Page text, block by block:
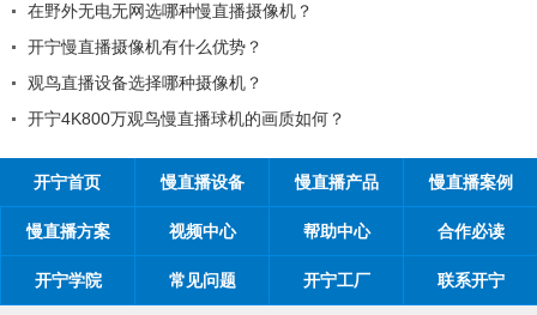
？
如何？
工程商如何1年收入100万？
开宁首页 慢直播设备 慢直播产品 慢直播案例
慢直播方案 视频中心 帮助中心 合作必读
开宁学院 常见问题 开宁工厂 联系开宁